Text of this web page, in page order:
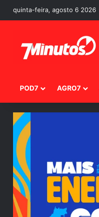
quinta-feira, agosto 6 2026
POD7 AGRO7